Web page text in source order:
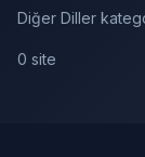
Diğer Diller
0 site